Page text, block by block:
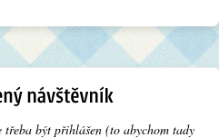
být přihlášen (to abychom tady